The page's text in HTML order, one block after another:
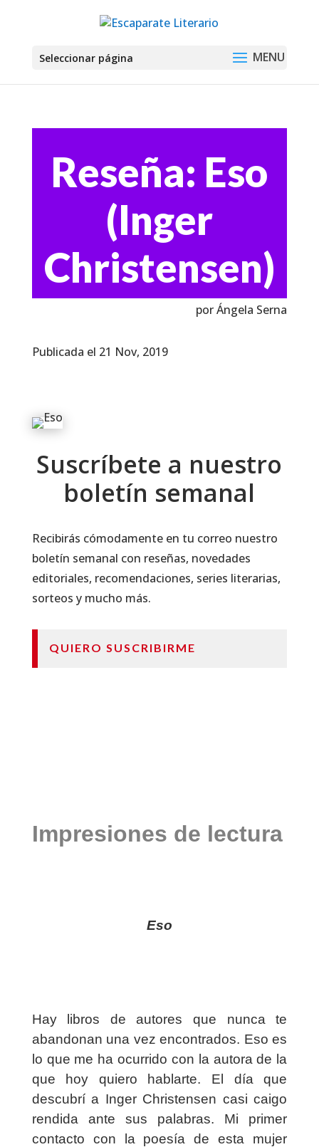
Seleccionar página
Reseña: Eso
(Inger
Christensen)
por Ángela Serna
Publicada el 21 Nov, 2019
Suscríbete a nuestro
boletín semanal
Recibirás cómodamente en tu correo nuestro
boletín semanal con reseñas, novedades
editoriales, recomendaciones, series literarias,
sorteos y mucho más.
QUIERO SUSCRIBIRME
Impresiones de lectura
Eso
Hay libros de autores que nunca te
abandonan una vez encontrados. Eso es
lo que me ha ocurrido con la autora de la
que hoy quiero hablarte. El día que
descubrí a Inger Christensen casi caigo
rendida ante sus palabras. Mi primer
contacto con la poesía de esta mujer